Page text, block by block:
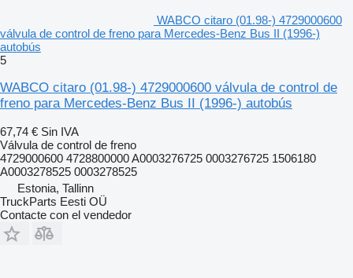
WABCO citaro (01.98-) 4729000600
válvula de control de freno para Mercedes-Benz Bus II (1996-)
autobús
5
WABCO citaro (01.98-) 4729000600 válvula de control de
freno para Mercedes-Benz Bus II (1996-) autobús
67,74 € Sin IVA
Válvula de control de freno
4729000600 4728800000 A0003276725 0003276725 1506180
A0003278525 0003278525
Estonia, Tallinn
TruckParts Eesti OÜ
Contacte con el vendedor